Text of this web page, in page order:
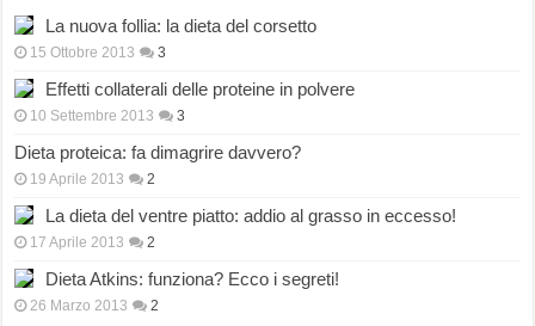
La nuova follia: la dieta del corsetto
15 Ottobre 2013 3
Effetti collaterali delle proteine in polvere
10 Settembre 2013 3
Dieta proteica: fa dimagrire davvero?
19 Aprile 2013 2
La dieta del ventre piatto: addio al grasso in eccesso!
17 Aprile 2013 2
Dieta Atkins: funziona? Ecco i segreti!
26 Marzo 2013 2